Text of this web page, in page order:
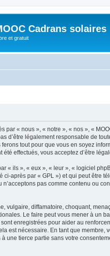
Cadrans solaires
et gratuit
par « nous », « notre », « nos », «
d’être légalement responsable de
tout pour que vous en soyez
effectués, vous acceptez d’être
« ils », « eux », « leur », « logiciel
ci-après par « GPL ») et qui peut être
pas comme contenu ou
vulgaire, diffamatoire, choquant,
Le faire peut vous mener à un
enregistrées pour aider au
est nécessaire. En tant que
une tierce partie sans votre